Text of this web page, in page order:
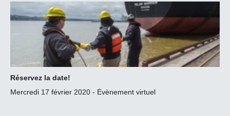
Réservez la date!
Mercredi 17 février 2020 - Évènement virtuel